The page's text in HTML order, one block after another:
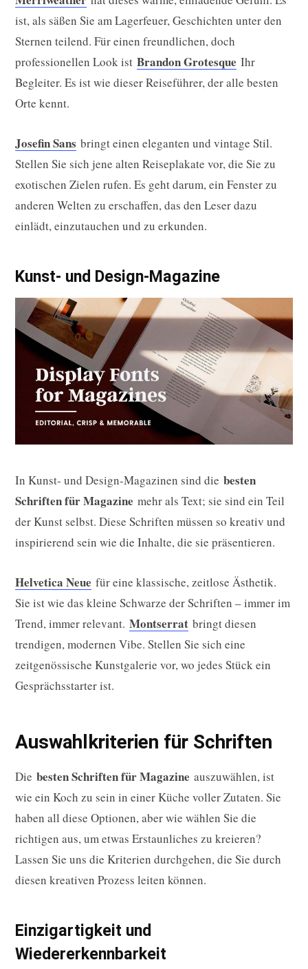
ist, als säßen Sie am Lagerfeuer, Geschichten unter den
Sternen teilend. Für einen freundlichen, doch
professionellen Look ist Brandon Grotesque Ihr
Begleiter. Es ist wie dieser Reiseführer, der alle besten
Orte kennt.
Josefin Sans bringt einen eleganten und vintage Stil.
Stellen Sie sich jene alten Reiseplakate vor, die Sie zu
exotischen Zielen rufen. Es geht darum, ein Fenster zu
anderen Welten zu erschaffen, das den Leser dazu
einlädt, einzutauchen und zu erkunden.
Kunst- und Design-Magazine
In Kunst- und Design-Magazinen sind die besten
Schriften für Magazine mehr als Text; sie sind ein Teil
der Kunst selbst. Diese Schriften müssen so kreativ und
inspirierend sein wie die Inhalte, die sie präsentieren.
Helvetica Neue für eine klassische, zeitlose Ästhetik.
Sie ist wie das kleine Schwarze der Schriften – immer im
Trend, immer relevant. Montserrat bringt diesen
trendigen, modernen Vibe. Stellen Sie sich eine
zeitgenössische Kunstgalerie vor, wo jedes Stück ein
Gesprächsstarter ist.
Auswahlkriterien für Schriften
Die besten Schriften für Magazine auszuwählen, ist
wie ein Koch zu sein in einer Küche voller Zutaten. Sie
haben all diese Optionen, aber wie wählen Sie die
richtigen aus, um etwas Erstaunliches zu kreieren?
Lassen Sie uns die Kriterien durchgehen, die Sie durch
diesen kreativen Prozess leiten können.
Einzigartigkeit und
Wiedererkennbarkeit